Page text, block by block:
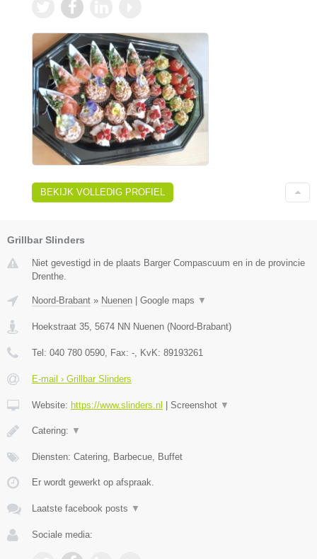
BEKIJK VOLLEDIG PROFIEL
Grillbar Slinders
Niet gevestigd in de plaats Barger Compascuum en in de provincie
Drenthe.
Noord-Brabant » Nuenen Google maps ▼
Hoekstraat 35, 5674 NN Nuenen (Noord-Brabant)
Tel: 040 780 0590, Fax: -, KvK: 89193261
E-mail › Grillbar Slinders
Website: https://www.slinders.nl Screenshot ▼
Catering: ▼
Diensten: Catering, Barbecue, Buffet
Er wordt gewerkt op afspraak.
Laatste facebook posts ▼
Sociale media: